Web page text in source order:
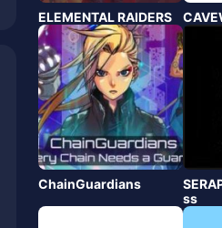
ELEMENTAL RAIDERS
ChainGuardians
ss